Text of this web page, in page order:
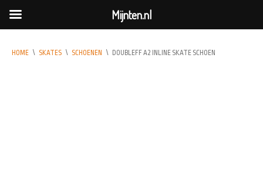
HOME \ SKATES \ SCHOENEN \ DOUBLEFF A2 INLINE SKATE SCHOEN
Mijnten.nl